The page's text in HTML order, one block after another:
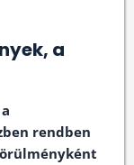
a
rendben